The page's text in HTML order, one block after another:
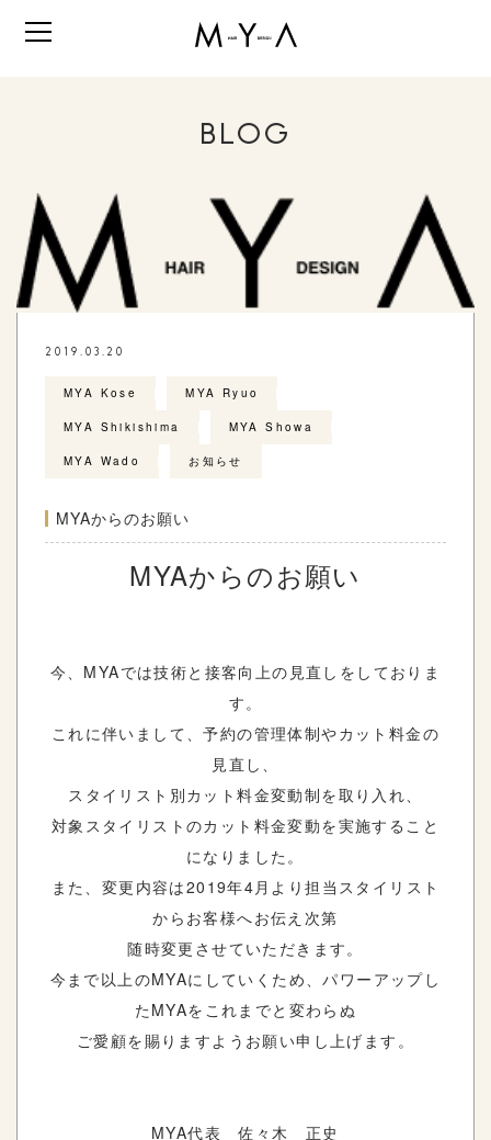
BLOG
2019.03.20
MYA Kose MYA Ryuo
MYA Shikishima MYA Showa
MYA Wado お知らせ
MYAからのお願い
MYAからのお願い
今、MYAでは技術と接客向上の見直しをしておりま
す。
これに伴いまして、予約の管理体制やカット料金の
見直し、
スタイリスト別カット料金変動制を取り入れ、
対象スタイリストのカット料金変動を実施すること
になりました。
また、変更内容は2019年4月より担当スタイリスト
からお客様へお伝え次第
随時変更させていただきます。
今まで以上のMYAにしていくため、パワーアップし
たMYAをこれまでと変わらぬ
ご愛顧を賜りますようお願い申し上げます。
MYA代表 佐々木 正史